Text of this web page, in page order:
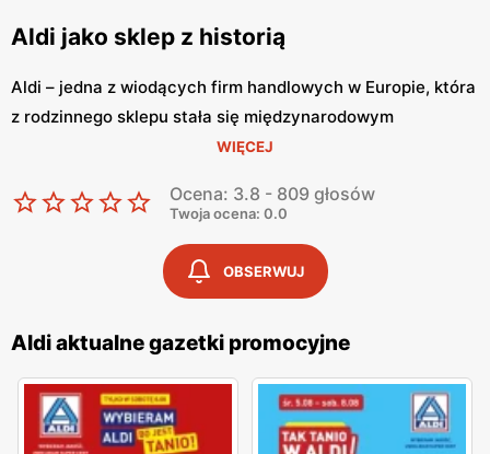
Aldi jako sklep z historią
Aldi – jedna z wiodących firm handlowych w Europie, która
z rodzinnego sklepu stała się międzynarodowym
przedsiębiorstwem. Jej początki sięgają 1914 roku, kiedy
mały sklep spożywczy w Essen. Rodzeństwo w 1946 roku
siecią sklepów. Marka może pochwalić się zatem
wieloletnią tradycją oraz bogatą historią. Dzisiaj tworzy
europejskich, zaś w Niemczech zajmującą pierwsze
miejsce wśród sklepów dyskontowych. Aldi wciąż zmienia
się dla swoich klientów, dlatego wszystkie sklepy stają się
jaśniejsze oraz bardziej kolorowe – w myśl największego
WIĘCEJ
Ocena: 3.8 - 809 głosów
Twoja ocena: 0.0
OBSERWUJ
Aldi aktualne gazetki promocyjne